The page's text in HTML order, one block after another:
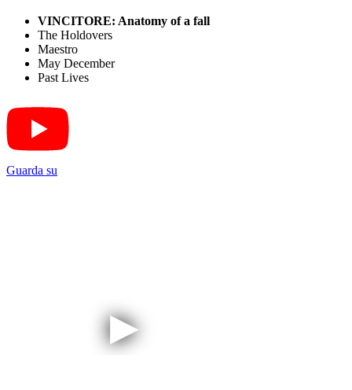
VINCITORE: Anatomy of a fall
The Holdovers
Maestro
May December
Past Lives
Guarda su